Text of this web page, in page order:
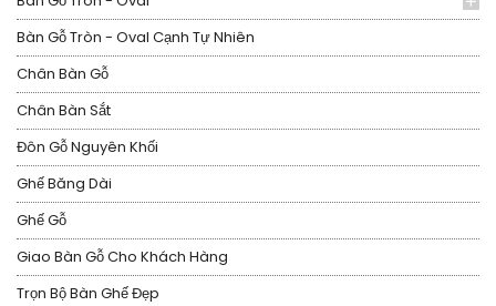
Bàn Gỗ Tròn - Oval Cạnh Tự Nhiên
Chân Bàn Gỗ
Chân Bàn Sắt
Đôn Gỗ Nguyên Khối
Ghế Băng Dài
Ghế Gỗ
Giao Bàn Gỗ Cho Khách Hàng
Trọn Bộ Bàn Ghế Đẹp